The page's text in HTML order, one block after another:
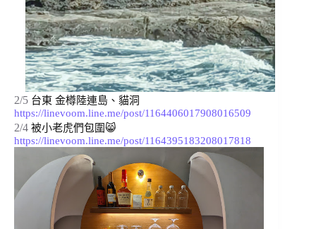
2/5
https://linevoom.line.me/post/1164406017908016509
2/4
https://linevoom.line.me/post/1164395183208017818